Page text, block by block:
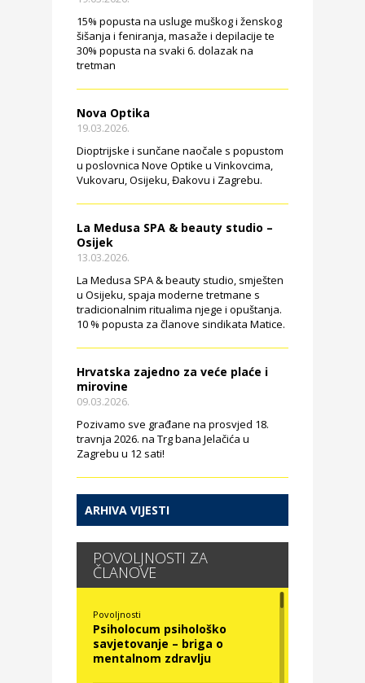
15% popusta na usluge muškog i ženskog
šišanja i feniranja, masaže i depilacije te
30% popusta na svaki 6. dolazak na
tretman
Nova Optika
19.03.2026.
Dioptrijske i sunčane naočale s popustom
u poslovnica Nove Optike u Vinkovcima,
Vukovaru, Osijeku, Đakovu i Zagrebu.
La Medusa SPA & beauty studio –
Osijek
13.03.2026.
La Medusa SPA & beauty studio, smješten
u Osijeku, spaja moderne tretmane s
tradicionalnim ritualima njege i opuštanja.
10 % popusta za članove sindikata Matice.
Hrvatska zajedno za veće plaće i
mirovine
09.03.2026.
Pozivamo sve građane na prosvjed 18.
travnja 2026. na Trg bana Jelačića u
Zagrebu u 12 sati!
ARHIVA VIJESTI
POVOLJNOSTI ZA
ČLANOVE
Povoljnosti
Psiholocum psihološko
savjetovanje – briga o
mentalnom zdravlju